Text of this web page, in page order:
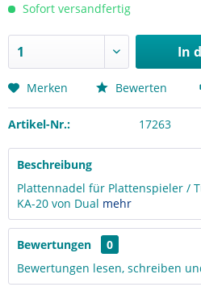
Sofort versandfertig
In
Merken Bewerten
Artikel-Nr.: 17263
Beschreibung
Plattennadel für Plattenspieler /
KA-20 von Dual mehr
Bewertungen
0
Bewertungen lesen, schreiben